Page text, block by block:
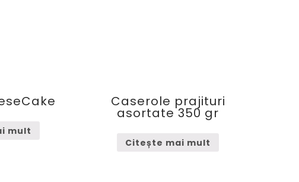
mult
Caserole prajituri
asortate 350 gr
Citește mai mult